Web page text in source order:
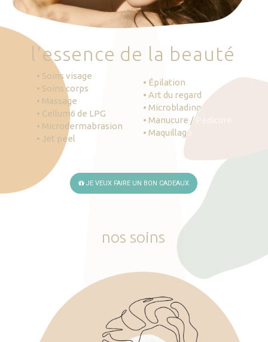
'essence de la beauté
• Soins visage
• Soins corps
• Massage
• Cellum6 de LPG
• Microdermabrasion
• Jet peel
• Épilation
• Art du regard
• Microblading
• Manucure / Pédicure
• Maquillage
JE VEUX FAIRE UN BON CADEAUX
nos soins